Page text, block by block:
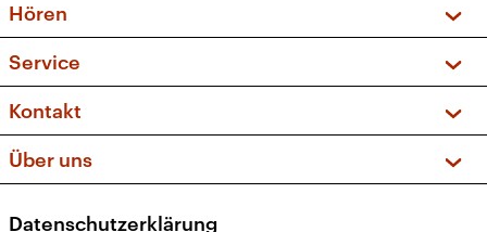
Sendungen und Podcasts
Musikliste
Kakadu – Das Kinderprogramm
Hören
Frequenzen (UKW + DAB+)
Service
FAQ
Apps
Newsletter
Kontakt
Social Media
Über uns
Datenschutzerklärung